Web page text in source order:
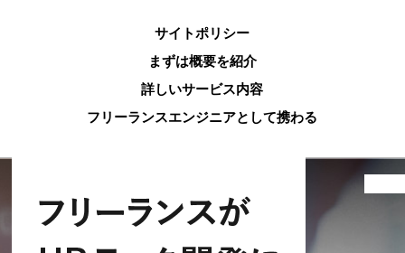
サイトポリシー
まずは概要を紹介
詳しいサービス内容
フリーランスエンジニアとして携わる